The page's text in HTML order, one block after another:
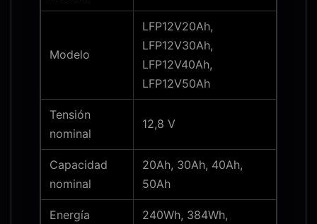
Modelo
LFP12V20Ah,
LFP12V30Ah,
LFP12V40Ah,
LFP12V50Ah
Tensión
nominal
12,8 V
Capacidad
nominal
20Ah, 30Ah, 40Ah,
50Ah
Energía
240Wh, 384Wh,